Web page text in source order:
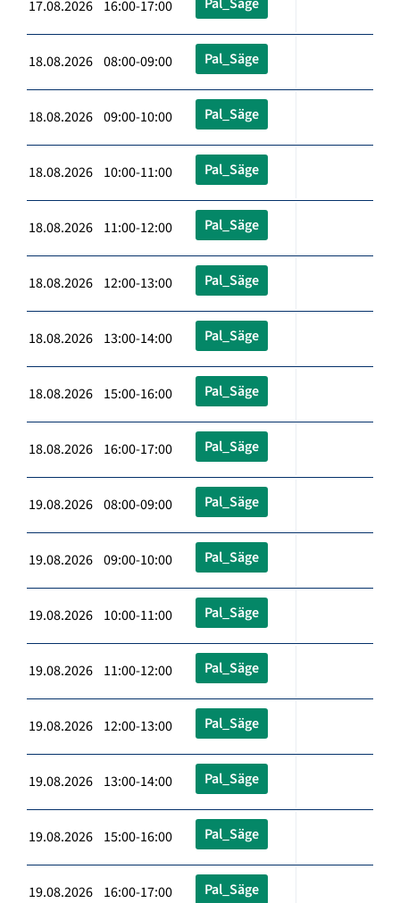
17.08.2026 16:00-17:00
18.08.2026 08:00-09:00 Pal_Säge
18.08.2026 09:00-10:00 Pal_Säge
18.08.2026 10:00-11:00 Pal_Säge
18.08.2026 11:00-12:00 Pal_Säge
18.08.2026 12:00-13:00 Pal_Säge
18.08.2026 13:00-14:00 Pal_Säge
18.08.2026 15:00-16:00 Pal_Säge
18.08.2026 16:00-17:00 Pal_Säge
19.08.2026 08:00-09:00 Pal_Säge
19.08.2026 09:00-10:00 Pal_Säge
19.08.2026 10:00-11:00 Pal_Säge
19.08.2026 11:00-12:00 Pal_Säge
19.08.2026 12:00-13:00 Pal_Säge
19.08.2026 13:00-14:00 Pal_Säge
19.08.2026 15:00-16:00 Pal_Säge
19.08.2026 16:00-17:00 Pal_Säge